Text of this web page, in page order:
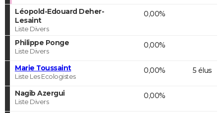
Léopold-Edouard Deher-
Lesaint
Liste Divers
0,00%
Philippe Ponge
Liste Divers
0,00%
Marie Toussaint
Liste Les Ecologistes
0,00% 5 élus
Nagib Azergui
Liste Divers
0,00%